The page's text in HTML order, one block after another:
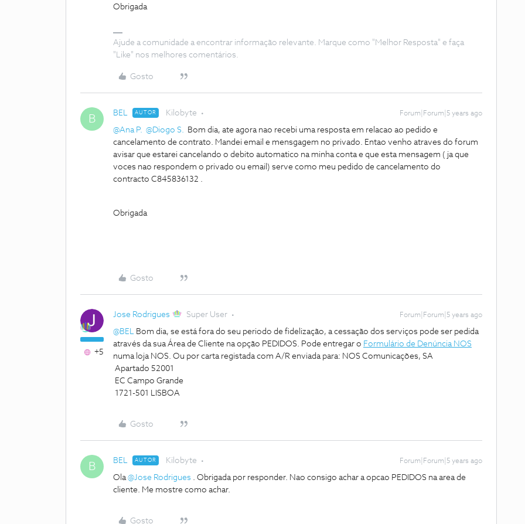
Obrigada
Ajude a comunidade a encontrar informação relevante. Marque como "Melhor Resposta" e faça
"Like" nos melhores comentários.
Gosto
B BEL AUTOR Kilobyte Forum|Forum|5 years ago
@Ana P. @Diogo S. Bom dia, ate agora nao recebi uma resposta em relacao ao pedido e
cancelamento de contrato. Mandei email e mensgagem no privado. Entao venho atraves do forum
avisar que estarei cancelando o debito automatico na minha conta e que esta mensagem ( ja que
voces nao respondem o privado ou email) serve como meu pedido de cancelamento do
contracto C845836132 .
Obrigada
Gosto
+5
Jose Rodrigues Super User Forum|Forum|5 years ago
@BEL Bom dia, se está fora do seu periodo de fidelização, a cessação dos serviços pode ser pedida
através da sua Área de Cliente na opção PEDIDOS. Pode entregar o Formulário de Denúncia NOS
numa loja NOS. Ou por carta registada com A/R enviada para: NOS Comunicações, SA
Apartado 52001
EC Campo Grande
1721-501 LISBOA
Gosto
B BEL AUTOR Kilobyte Forum|Forum|5 years ago
Ola@Jose Rodrigues . Obrigada por responder. Nao consigo achar a opcao PEDIDOS na area de
cliente. Me mostre como achar.
Gosto